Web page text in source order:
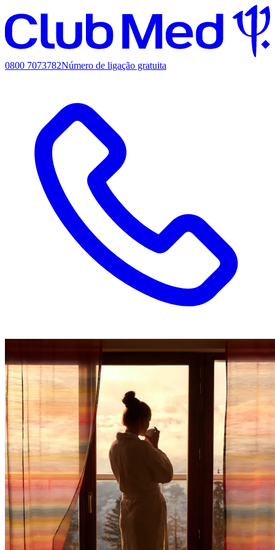
0800 7073782Número de ligação gratuita